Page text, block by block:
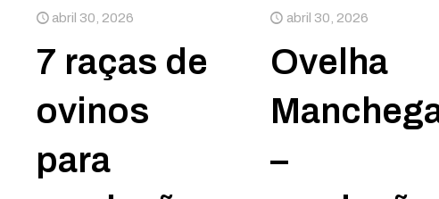
abril 30, 2026
7 raças de
ovinos
para
abril 30, 2026
Ovelha
–